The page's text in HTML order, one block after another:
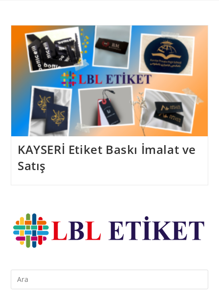
KAYSERİ Etiket Baskı İmalat ve
Satış